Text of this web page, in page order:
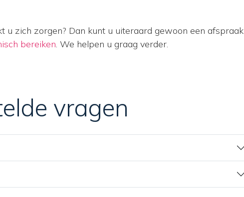
u zich zorgen? Dan kunt u uiteraard gewoon een afspraak
bereiken. We helpen u graag verder.
vragen